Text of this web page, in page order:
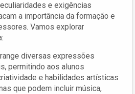
e exigências
a importância da formação e
Vamos explorar
diversas expressões
permitindo aos alunos
e habilidades artísticas
que podem incluir música,